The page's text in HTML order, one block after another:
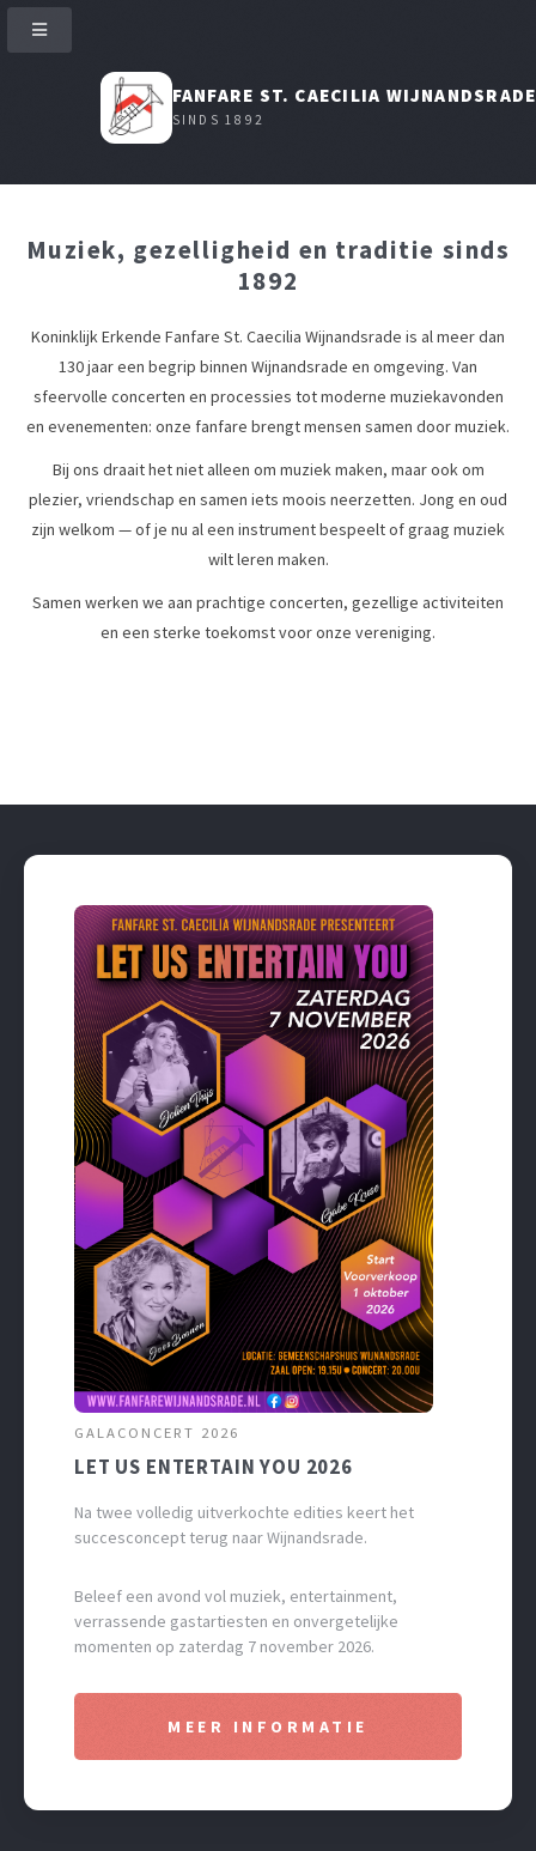
FANFARE ST. CAECILIA WIJNANDSRADE
SINDS 1892
Muziek, gezelligheid en traditie sinds
1892
Koninklijk Erkende Fanfare St. Caecilia Wijnandsrade is al meer dan
130 jaar een begrip binnen Wijnandsrade en omgeving. Van
sfeervolle concerten en processies tot moderne muziekavonden
en evenementen: onze fanfare brengt mensen samen door muziek.
Bij ons draait het niet alleen om muziek maken, maar ook om
plezier, vriendschap en samen iets moois neerzetten. Jong en oud
zijn welkom — of je nu al een instrument bespeelt of graag muziek
wilt leren maken.
Samen werken we aan prachtige concerten, gezellige activiteiten
en een sterke toekomst voor onze vereniging.
GALACONCERT 2026
LET US ENTERTAIN YOU 2026
Na twee volledig uitverkochte edities keert het
succesconcept terug naar Wijnandsrade.
Beleef een avond vol muziek, entertainment,
verrassende gastartiesten en onvergetelijke
momenten op zaterdag 7 november 2026.
MEER INFORMATIE